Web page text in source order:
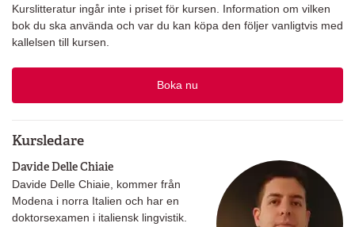
Kurslitteratur ingår inte i priset för kursen. Information om vilken
bok du ska använda och var du kan köpa den följer vanligtvis med
kallelsen till kursen.
Boka nu
Kursledare
Davide Delle Chiaie
Davide Delle Chiaie, kommer från
Modena i norra Italien och har en
doktorsexamen i italiensk lingvistik.